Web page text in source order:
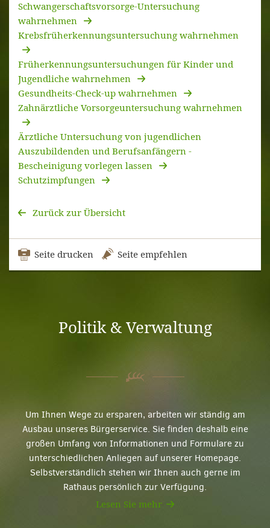
Schwangerschaftsvorsorge-Untersuchung
wahrnehmen
Krebsfrüherkennungsuntersuchung wahrnehmen
Früherkennungsuntersuchungen für Kinder und
Jugendliche wahrnehmen
Gesundheits-Check-up wahrnehmen
Zahnärztliche Vorsorgeuntersuchung wahrnehmen
Ärztliche Untersuchung von jugendlichen
Auszubildenden und Berufsanfängern -
Bescheinigung vorlegen lassen
Schutzimpfungen
Zurück zur Übersicht
Seite drucken Seite empfehlen
Politik & Verwaltung
Um Ihnen Wege zu ersparen, arbeiten wir ständig am
Ausbau unseres Bürgerservice. Sie finden deshalb eine
großen Umfang von Informationen und Formulare zu
unterschiedlichen Anliegen auf unserer Homepage.
Selbstverständlich stehen wir Ihnen auch gerne im
Rathaus persönlich zur Verfügung.
Lesen Sie mehr